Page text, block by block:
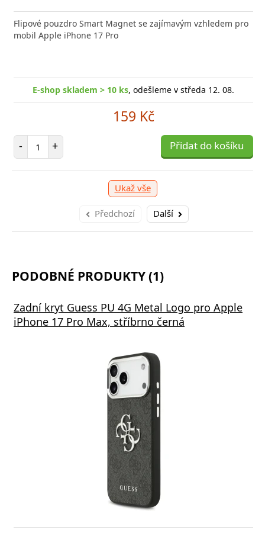
Flipové pouzdro Smart Magnet se zajímavým vzhledem pro
mobil Apple iPhone 17 Pro
E-shop skladem > 10 ks, odešleme v středa 12. 08.
159 Kč
- Počet položek
+ Přidat do košíku
Ukaž vše
Předchozí Další
FIXED zajistí rychlé a bezpečné nabíjení
moderního smartphonu,
249 Kč
PODOBNÉ PRODUKTY (1)
Zadní kryt Guess PU 4G Metal Logo pro Apple
iPhone 17 Pro Max, stříbrno černá